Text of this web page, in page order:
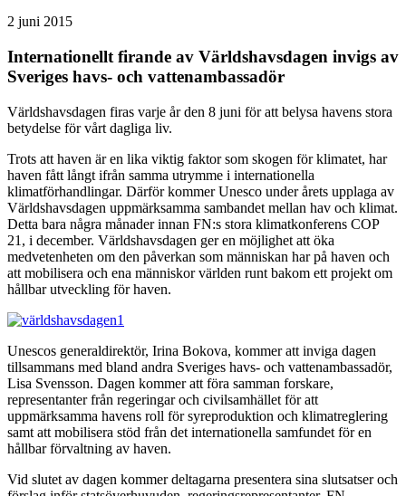
2 juni 2015
Internationellt firande av Världshavsdagen invigs av
Sveriges havs- och vattenambassadör
Världshavsdagen firas varje år den 8 juni för att belysa havens stora
betydelse för vårt dagliga liv.
Trots att haven är en lika viktig faktor som skogen för klimatet, har
haven fått långt ifrån samma utrymme i internationella
klimatförhandlingar. Därför kommer Unesco under årets upplaga av
Världshavsdagen uppmärksamma sambandet mellan hav och klimat.
Detta bara några månader innan FN:s stora klimatkonferens COP
21, i december. Världshavsdagen ger en möjlighet att öka
medvetenheten om den påverkan som människan har på haven och
att mobilisera och ena människor världen runt bakom ett projekt om
hållbar utveckling för haven.
Unescos generaldirektör, Irina Bokova, kommer att inviga dagen
tillsammans med bland andra Sveriges havs- och vattenambassadör,
Lisa Svensson. Dagen kommer att föra samman forskare,
representanter från regeringar och civilsamhället för att
uppmärksamma havens roll för syreproduktion och klimatreglering
samt att mobilisera stöd från det internationella samfundet för en
hållbar förvaltning av haven.
Vid slutet av dagen kommer deltagarna presentera sina slutsatser och